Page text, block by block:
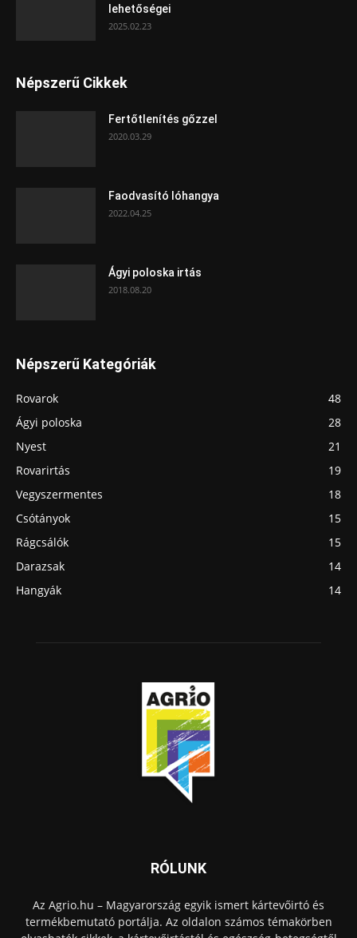
lehetőségei
2025.02.23
Népszerű Cikkek
Fertőtlenítés gőzzel
2020.03.29
Faodvasító lóhangya
2022.04.25
Ágyi poloska irtás
2018.08.20
Népszerű Kategóriák
Rovarok
48
Ágyi poloska
28
Nyest
21
Rovarirtás
19
Vegyszermentes
18
Csótányok
15
Rágcsálók
15
Darazsak
14
Hangyák
14
RÓLUNK
Az Agrio.hu – Magyarország egyik ismert kártevőirtó és
termékbemutató portálja. Az oldalon számos témakörben